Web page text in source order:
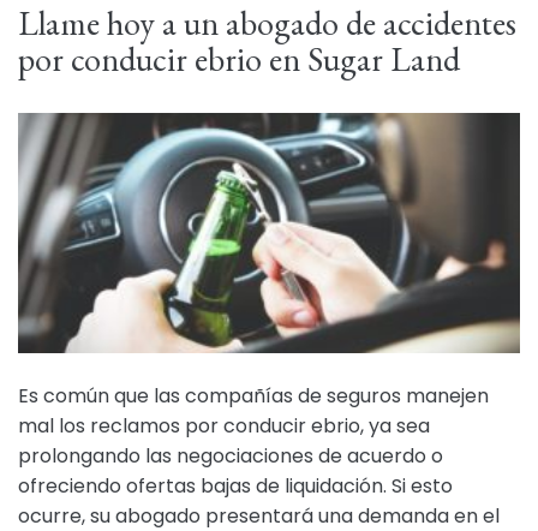
Llame hoy a un abogado de accidentes
por conducir ebrio en Sugar Land
Es común que las compañías de seguros manejen
mal los reclamos por conducir ebrio, ya sea
prolongando las negociaciones de acuerdo o
ofreciendo ofertas bajas de liquidación. Si esto
ocurre, su abogado presentará una demanda en el